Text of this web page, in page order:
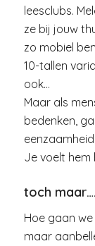
leesclubs.
ze bij jouw
zo mobiel
10-tallen
ook…
Maar als
bedenken,
Je voelt hem
toch maar….
Hoe gaan
maar